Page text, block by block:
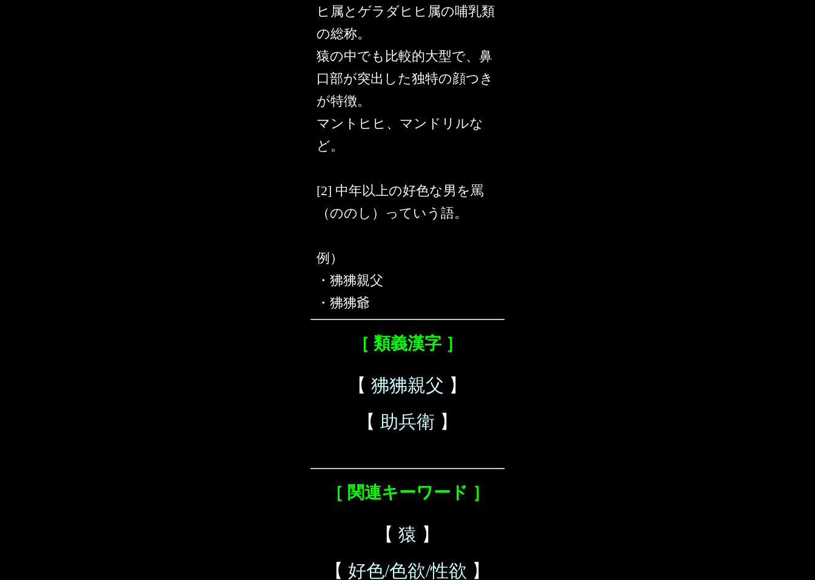
ヒ属とゲラダヒヒ属の哺乳類
の総称。
猿の中でも比較的大型で、鼻
口部が突出した独特の顔つき
が特徴。
マントヒヒ、マンドリルな
ど。
[2] 中年以上の好色な男を罵
（ののし）っていう語。
例）
・狒狒親父
・狒狒爺
［ 類義漢字 ］
【 狒狒親父 】
【 助兵衛 】
［ 関連キーワード ］
【 猿 】
【 好色/色欲/性欲 】